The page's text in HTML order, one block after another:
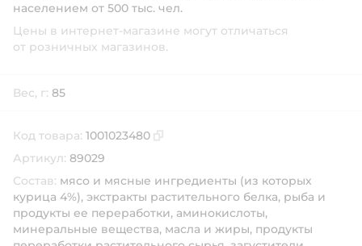
населением от 500 тыс. чел.
Цены в интернет-магазине могут отличаться
от розничных магазинов.
Вес, г: 85
Код товара: 1001023480
Артикул: 89029
Состав: мясо и мясные ингредиенты (из которых
курица 4%), экстракты растительного белка, рыба и
продукты ее переработки, аминокислоты,
минеральные вещества, масла и жиры, продукты